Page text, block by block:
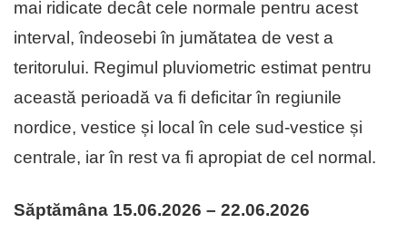
mai ridicate decât cele normale pentru acest
interval, îndeosebi în jumătatea de vest a
teritorului. Regimul pluviometric estimat pentru
această perioadă va fi deficitar în regiunile
nordice, vestice și local în cele sud-vestice și
centrale, iar în rest va fi apropiat de cel normal.
Săptămâna 15.06.2026 – 22.06.2026